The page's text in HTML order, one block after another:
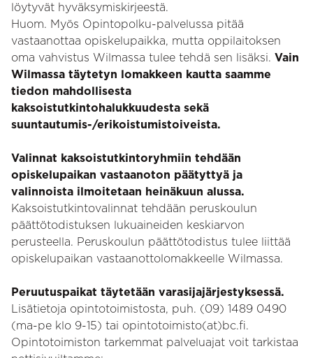
löytyvät hyväksymiskirjeestä.
Huom. Myös Opintopolku-palvelussa pitää
vastaanottaa opiskelupaikka, mutta oppilaitoksen
oma vahvistus Wilmassa tulee tehdä sen lisäksi. Vain
Wilmassa täytetyn lomakkeen kautta saamme
tiedon mahdollisesta
kaksoistutkintohalukkuudesta sekä
suuntautumis-/erikoistumistoiveista.
Valinnat kaksoistutkintoryhmiin tehdään
opiskelupaikan vastaanoton päätyttyä ja
valinnoista ilmoitetaan heinäkuun alussa.
Kaksoistutkintovalinnat tehdään peruskoulun
päättötodistuksen lukuaineiden keskiarvon
perusteella. Peruskoulun päättötodistus tulee liittää
opiskelupaikan vastaanottolomakkeelle Wilmassa.
Peruutuspaikat täytetään varasijajärjestyksessä.
Lisätietoja opintotoimistosta, puh. (09) 1489 0490
(ma-pe klo 9-15) tai opintotoimisto(at)bc.fi.
Opintotoimiston tarkemmat palveluajat voit tarkistaa